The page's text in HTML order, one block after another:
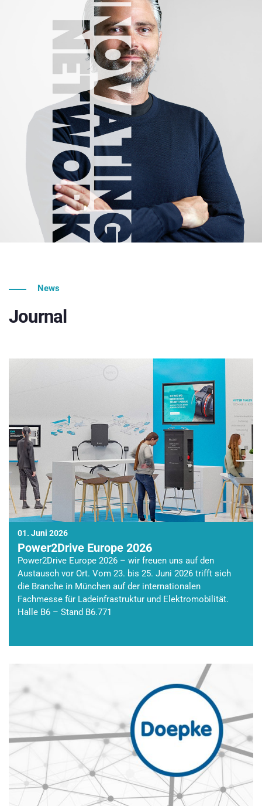
News
Journal
01. Juni 2026
Power2Drive Europe 2026
Power2Drive Europe 2026 – wir freuen uns auf den
Austausch vor Ort. Vom 23. bis 25. Juni 2026 trifft sich
die Branche in München auf der internationalen
Fachmesse für Ladeinfrastruktur und Elektromobilität.
Halle B6 – Stand B6.771